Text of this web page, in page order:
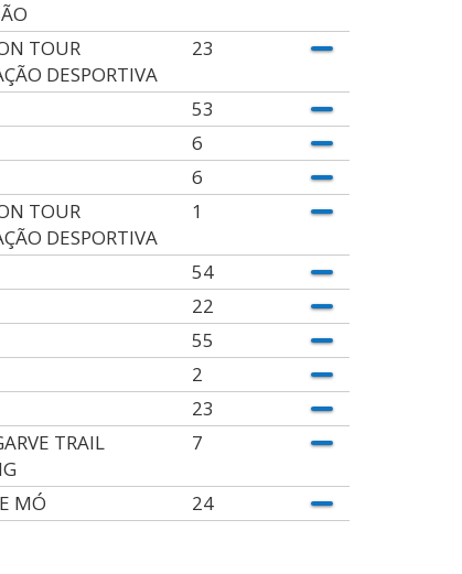
TOUR
DESPORTIVA
23
53
6
6
TOUR
DESPORTIVA
1
54
22
55
2
23
TRAIL
7
MÓ 24